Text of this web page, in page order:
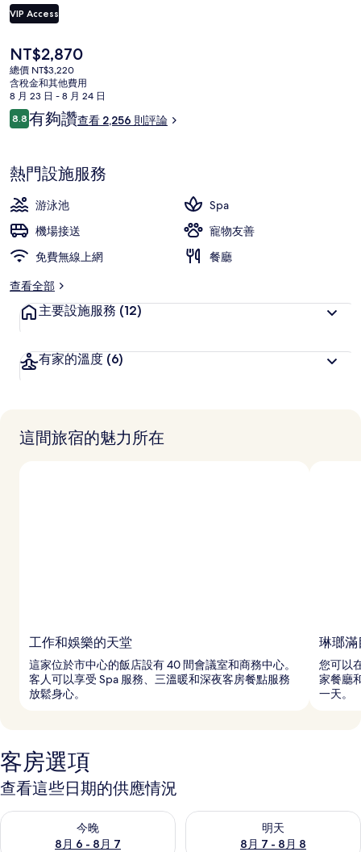
相
集
VIP Access
目
前
的
價
格
是
NT$2,870
總價 NT$3,220
含稅金和其他費用
8 月 23 日 - 8 月 24 日
評
論
8.88.8 分，滿分 10 分，
有夠讚查看 2,256 則評論
熱門設施服務
游泳池
Spa
機場接送
寵物友善
免費無線上網
餐廳
查看全部
主要設施服務 (12)
有家的溫度 (6)
這間旅宿的魅力所在
工作和娛樂的天堂
這家位於市中心的飯店設有 40 間會議室和商務中心。
客人可以享受 Spa 服務、三溫暖和深夜客房餐點服務
放鬆身心。
琳瑯滿
您可以
家餐廳
一天。
客房選項
查看這些日期的供應情況
今晚
8月 6 - 8月 7
查看今晚 (8月 6 - 8月 7) 的供應情況
明天
8月 7 - 8月 8
查看明天 (8月 7 - 8月 8) 的供